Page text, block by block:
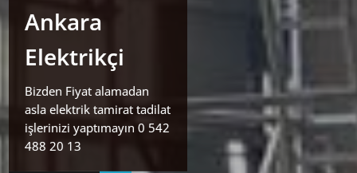
Ankara
Elektrikçi
Bizden Fiyat alamadan
asla elektrik tamirat tadilat
işlerinizi yaptımayın 0 542
488 20 13